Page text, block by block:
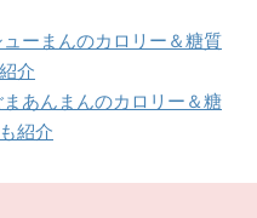
ーまんのカロリー＆糖質
介
あんまんのカロリー＆糖
紹介